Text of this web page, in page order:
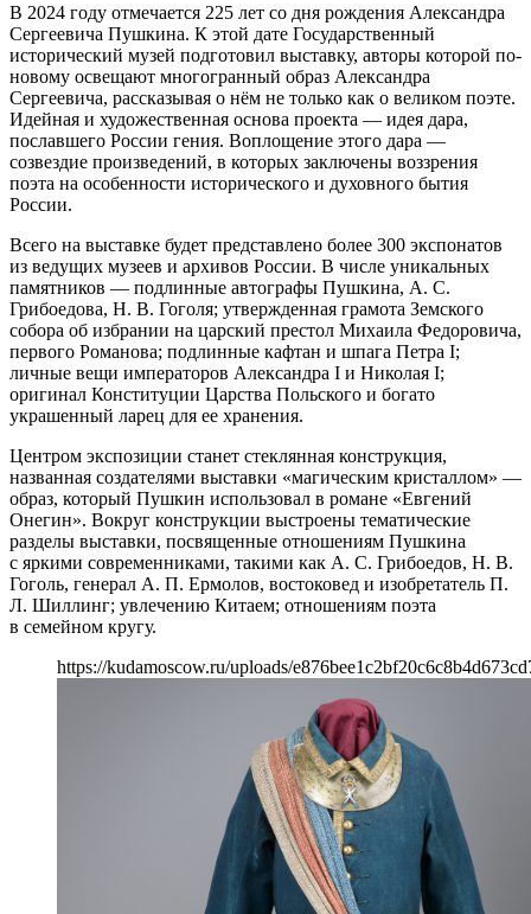
В 2024 году отмечается 225 лет со дня рождения Александра
Сергеевича Пушкина. К этой дате Государственный
исторический музей подготовил выставку, авторы которой по-
новому освещают многогранный образ Александра
Сергеевича, рассказывая о нём не только как о великом поэте.
Идейная и художественная основа проекта — идея дара,
пославшего России гения. Воплощение этого дара —
созвездие произведений, в которых заключены воззрения
поэта на особенности исторического и духовного бытия
России.
Всего на выставке будет представлено более 300 экспонатов
из ведущих музеев и архивов России. В числе уникальных
памятников — подлинные автографы Пушкина, А. С.
Грибоедова, Н. В. Гоголя; утвержденная грамота Земского
собора об избрании на царский престол Михаила Федоровича,
первого Романова; подлинные кафтан и шпага Петра I;
личные вещи императоров Александра I и Николая I;
оригинал Конституции Царства Польского и богато
украшенный ларец для ее хранения.
Центром экспозиции станет стеклянная конструкция,
названная создателями выставки «магическим кристаллом» —
образ, который Пушкин использовал в романе «Евгений
Онегин». Вокруг конструкции выстроены тематические
разделы выставки, посвященные отношениям Пушкина
с яркими современниками, такими как А. С. Грибоедов, Н. В.
Гоголь, генерал А. П. Ермолов, востоковед и изобретатель П.
Л. Шиллинг; увлечению Китаем; отношениям поэта
в семейном кругу.
https://kudamoscow.ru/uploads/